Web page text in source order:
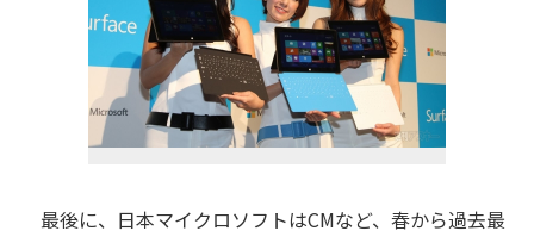
最後に、日本マイクロソフトはCMなど、春から過去最